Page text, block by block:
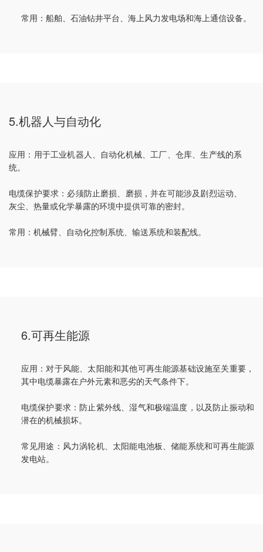
常用：船舶、石油钻井平台、海上风力发电场和海上通信设备。
5.机器人与自动化
应用：用于工业机器人、自动化机械、工厂、仓库、生产线的系
统。
电缆保护要求：必须防止磨损、磨损，并在可能涉及剧烈运动、
灰尘、热量或化学暴露的环境中提供可靠的密封。
常用：机械臂、自动化控制系统、输送系统和装配线。
6.可再生能源
应用：对于风能、太阳能和其他可再生能源基础设施至关重要，
其中电缆暴露在户外元素和恶劣的天气条件下。
电缆保护要求：防止紫外线、湿气和极端温度，以及防止振动和
潜在的机械损坏。
常见用途：风力涡轮机、太阳能电池板、储能系统和可再生能源
发电站。